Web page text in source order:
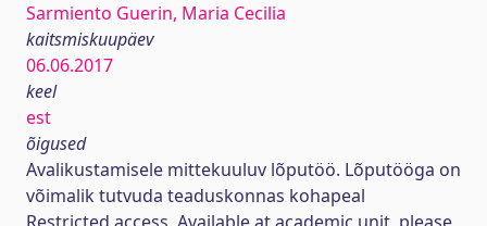
Sarmiento Guerin, Maria Cecilia
kaitsmiskuupäev
06.06.2017
keel
est
õigused
Avalikustamisele mittekuuluv lõputöö. Lõputööga on
võimalik tutvuda teaduskonnas kohapeal